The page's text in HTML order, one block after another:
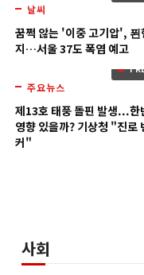
3
날씨
꿈쩍 않는 '이중 고기압', 푄
지…서울 37도 폭염 예고
5
주요뉴스
제13호 태풍 돌핀 발생...한
영향 있을까? 기상청 "진로
커"
사회